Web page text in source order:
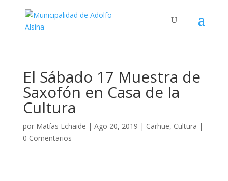
El Sábado 17 Muestra de
Saxofón en Casa de la
Cultura
por Matías Echaide | Ago 20, 2019 | Carhue, Cultura |
0 Comentarios